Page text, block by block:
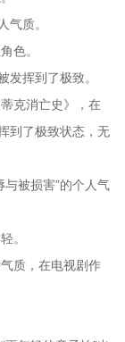
气质。
色。
发挥到了极致。
克消亡史》，在
到了极致状态，无
被损害”的个人气
。
质，在电视剧作